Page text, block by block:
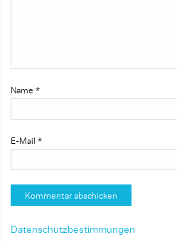
Name *
E-Mail *
Datenschutzbestimmungen